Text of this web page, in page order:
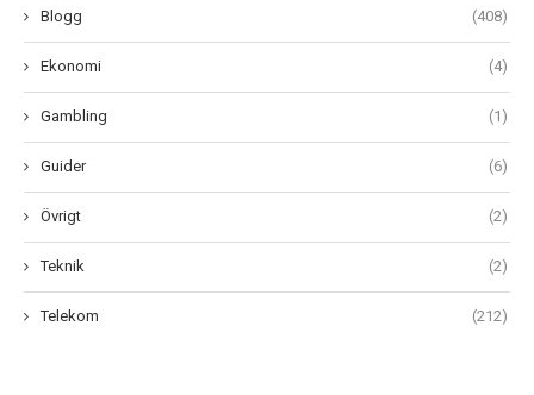
Blogg (408)
Ekonomi (4)
Gambling (1)
Guider (6)
Övrigt (2)
Teknik (2)
Telekom (212)